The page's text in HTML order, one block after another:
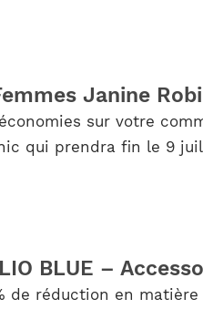
Janine
sur votre
qui prendra fin le 9
BLUE –
de réduction en